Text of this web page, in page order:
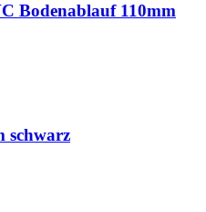
Bodenablauf 110mm
schwarz